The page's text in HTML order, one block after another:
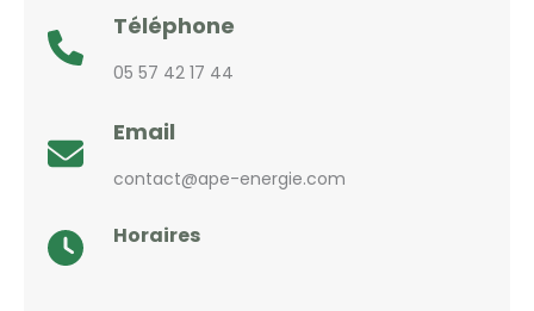
Téléphone
05 57 42 17 44
Email
contact@ape-energie.com
Horaires